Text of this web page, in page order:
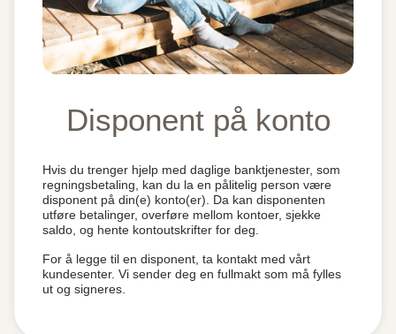
Disponent på konto
Hvis du trenger hjelp med daglige banktjenester, som
regningsbetaling, kan du la en pålitelig person være
disponent på din(e) konto(er). Da kan disponenten
utføre betalinger, overføre mellom kontoer, sjekke
saldo, og hente kontoutskrifter for deg.
For å legge til en disponent, ta kontakt med vårt
kundesenter. Vi sender deg en fullmakt som må fylles
ut og signeres.